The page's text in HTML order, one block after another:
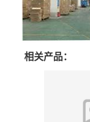
相关产品：